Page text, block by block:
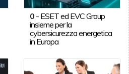
0 - ESET ed EVC Group
insieme per la
cybersicurezza energetica
in Europa